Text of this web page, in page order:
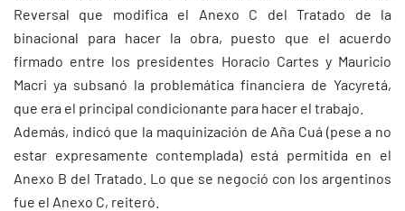
Reversal que modifica el Anexo C del Tratado de la
binacional para hacer la obra, puesto que el acuerdo
firmado entre los presidentes Horacio Cartes y Mauricio
Macri ya subsanó la problemática financiera de Yacyretá,
que era el principal condicionante para hacer el trabajo.
Además, indicó que la maquinización de Aña Cuá (pese a no
estar expresamente contemplada) está permitida en el
Anexo B del Tratado. Lo que se negoció con los argentinos
fue el Anexo C, reiteró.